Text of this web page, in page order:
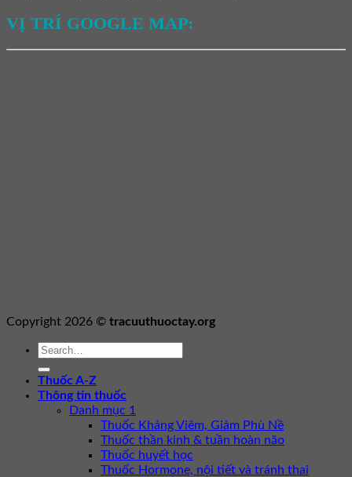
VỊ TRÍ GOOGLE MAP:
Copyright 2026 © tracuuthuoctay.org
Thuốc A-Z
Thông tin thuốc
Danh mục 1
Thuốc Kháng Viêm, Giảm Phù Nề
Thuốc thần kinh & tuần hoàn não
Thuốc huyết học
Thuốc Hormone, nội tiết và tránh thai